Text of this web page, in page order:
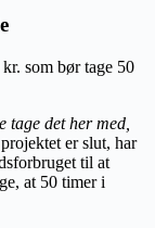
som bør tage 50
tage det her med,
er slut, har
til at
at 50 timer i